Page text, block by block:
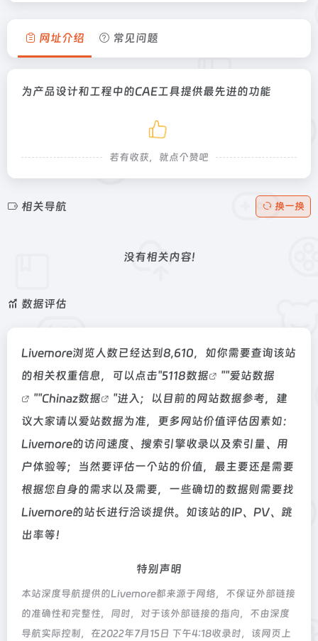
网址介绍 常见问题
为产品设计和工程中的CAE工具提供最先进的功能
若有收获，就点个赞吧
相关导航 换一换
没有相关内容!
数据评估
Livemore浏览人数已经达到8,610，如你需要查询该站
的相关权重信息，可以点击"5118数据 ""爱站数据
""Chinaz数据
"进入；以目前的网站数据参考，建
议大家请以爱站数据为准，更多网站价值评估因素如：
Livemore的访问速度、搜索引擎收录以及索引量、用
户体验等；当然要评估一个站的价值，最主要还是需要
根据您自身的需求以及需要，一些确切的数据则需要找
Livemore的站长进行洽谈提供。如该站的IP、PV、跳
出率等！
特别声明
本站深度导航提供的Livemore都来源于网络，不保证外部链接
的准确性和完整性，同时，对于该外部链接的指向，不由深度
导航实际控制，在2022年7月15日 下午4:18收录时，该网页上